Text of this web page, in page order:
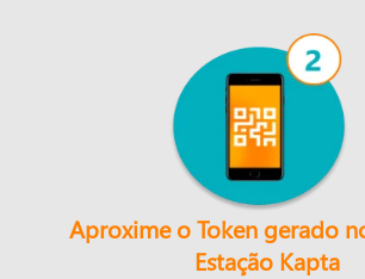
Aproxime o Token gerado
Estação Kapta